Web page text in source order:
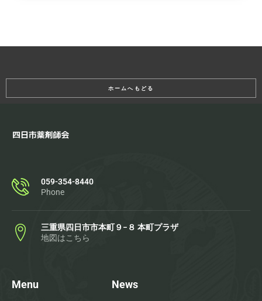
ホームへもどる
059-354-8440
Phone
三重県四日市市本町９−８ 本町プラザ
地図はこちら
Menu News